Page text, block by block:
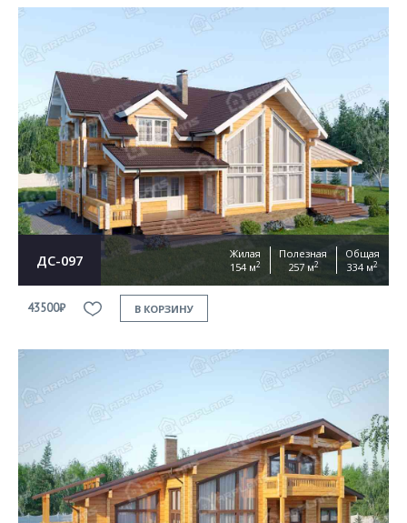
ДС-097
Жилая
154 м2
Полезная
257 м2
Общая
334 м2
43500₽ В КОРЗИНУ